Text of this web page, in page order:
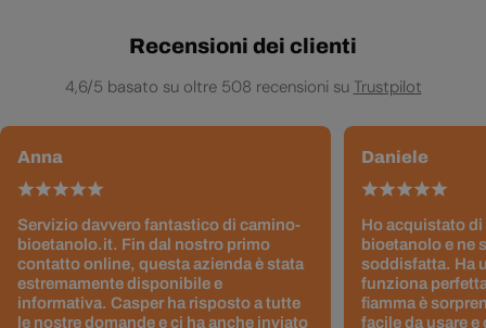
Recensioni dei clienti
4,6/5 basato su oltre 508 recensioni su Trustpilot
Anna
Servizio davvero fantastico di camino-
bioetanolo.it. Fin dal nostro primo
contatto online, questa azienda è stata
estremamente disponibile e
informativa. Casper ha risposto a tutte
le nostre domande e ci ha anche inviato
Daniele
Ho acquistato di
bioetanolo e ne
soddisfatta. Ha
funziona
fiamma è
facile da usare e